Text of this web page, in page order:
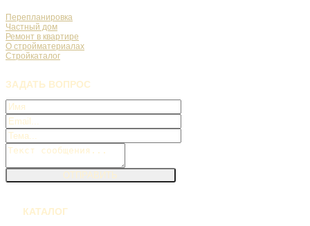
Перепланировка
Частный дом
Ремонт в квартире
О стройматериалах
Стройкаталог
ЗАДАТЬ ВОПРОС
КАТАЛОГ